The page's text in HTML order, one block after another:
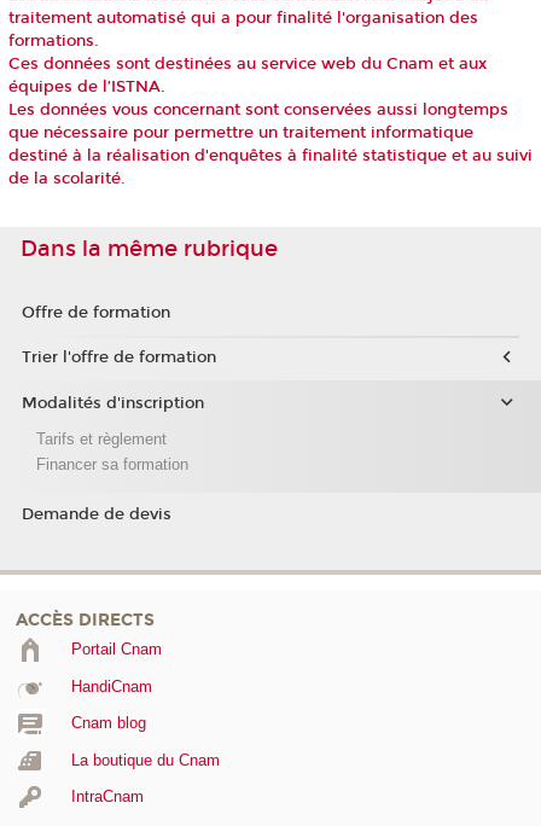
traitement automatisé qui a pour finalité l'organisation des
formations.
Ces données sont destinées au service web du Cnam et aux
équipes de l’ISTNA.
Les données vous concernant sont conservées aussi longtemps
que nécessaire pour permettre un traitement informatique
destiné à la réalisation d'enquêtes à finalité statistique et au suivi
de la scolarité.
Dans la même rubrique
Offre de formation
Trier l'offre de formation
Modalités d'inscription
Tarifs et règlement
Financer sa formation
Demande de devis
ACCÈS DIRECTS
Portail Cnam
HandiCnam
Cnam blog
La boutique du Cnam
IntraCnam